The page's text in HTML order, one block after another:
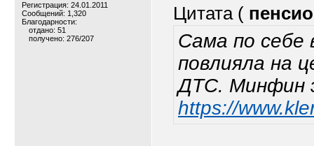
Регистрация: 24.01.2011
Сообщений: 1,320
Благодарности:
отдано: 51
получено: 276/207
Цитата (
Сама по себе
повлияла на
ДТС. Минфин
https://